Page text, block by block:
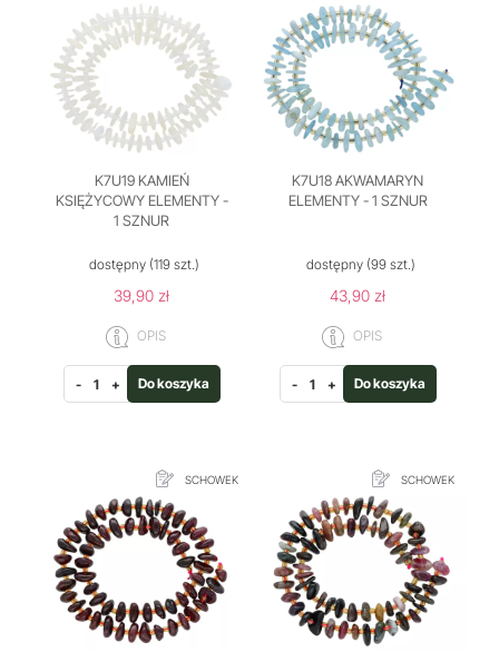
K7U19 KAMIEŃ
KSIĘŻYCOWY ELEMENTY -
1 SZNUR
dostępny (119 szt.)
39,90 zł
OPIS
- + Do koszyka
K7U18 AKWAMARYN
ELEMENTY - 1 SZNUR
dostępny(99 szt.)
43,90 zł
OPIS
- + Do koszyka
SCHOWEK SCHOWEK